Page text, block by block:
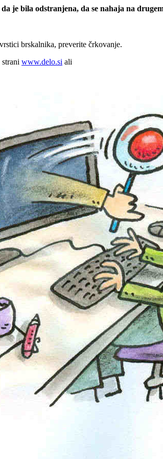
je bila odstranjena, da se nahaja na
brskalnika, preverite črkovanje.
www.delo.si ali